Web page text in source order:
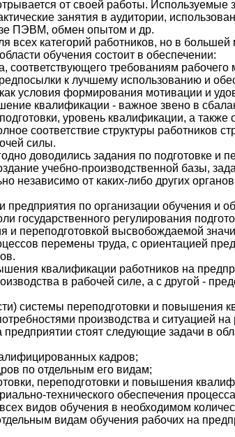
от своей работы. Используемые
занятия в аудитории,
ПЭВМ, обмен опытом и др.
всех категорий работников, но в
обучения состоит в обеспечении:
соответствующего требованиям рабочего
к лучшему использованию и
условия формирования мотивации и
квалификации - важное звено в
уровень квалификации, а также
соответствие структуры работников
силы.
доводились задания по подготовке и
учебно-производственной базы,
независимо от каких-либо других
по организации обучения и
государственного регулирования
и переподготовкой высвобождаемой
перемены труда, с ориентацией
квалификации работников на
в рабочей силе, а с другой -
системы переподготовки и повышения
производства и ситуацией на
стоят следующие задачи в
кадров;
по отдельным его видам;
переподготовки и повышения
технического обеспечения
видов обучения в необходимом
видам обучения рабочих на